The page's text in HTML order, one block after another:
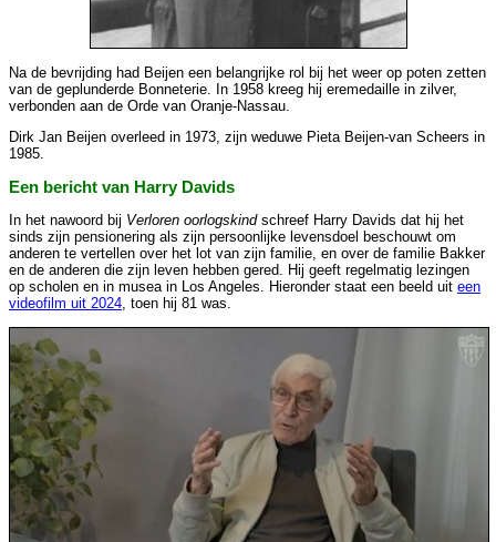
Na de bevrijding had Beijen een belangrijke rol bij het weer op poten zetten
van de geplunderde Bonneterie. In 1958 kreeg hij eremedaille in zilver,
verbonden aan de Orde van Oranje-Nassau.
Dirk Jan Beijen overleed in 1973, zijn weduwe Pieta Beijen-van Scheers in
1985.
Een bericht van Harry Davids
In het nawoord bij Verloren oorlogskindschreef Harry Davids dat hij het
sinds zijn pensionering als zijn persoonlijke levensdoel beschouwt om
anderen te vertellen over het lot van zijn familie, en over de familie Bakker
en de anderen die zijn leven hebben gered. Hij geeft regelmatig lezingen
op scholen en in musea in Los Angeles. Hieronder staat een beeld uit een
videofilm uit 2024, toen hij 81 was.